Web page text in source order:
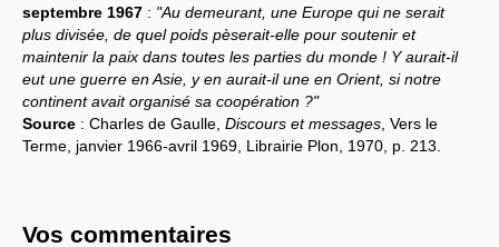
septembre 1967 : "Au demeurant, une Europe qui ne serait
plus divisée, de quel poids pèserait-elle pour soutenir et
maintenir la paix dans toutes les parties du monde ! Y aurait-il
eut une guerre en Asie, y en aurait-il une en Orient, si notre
continent avait organisé sa coopération ?"
Source : Charles de Gaulle, Discours et messages , Vers le
Terme, janvier 1966-avril 1969, Librairie Plon, 1970, p. 213.
Vos commentaires